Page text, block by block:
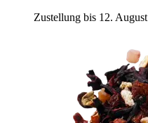
Zustellung bis 12. August